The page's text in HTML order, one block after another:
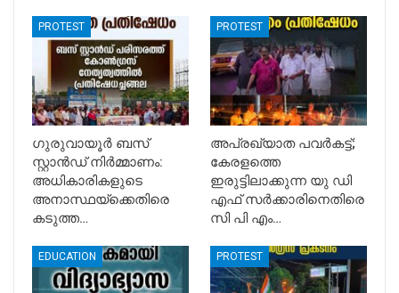
PROTEST
ഗുരുവായൂർ ബസ്
സ്റ്റാൻഡ് നിർമ്മാണം:
അധികാരികളുടെ
അനാസ്ഥയ്‌ക്കെതിരെ
കടുത്ത…
PROTEST
അപ്രഖ്യാത പവർകട്ട്;
കേരളത്തെ
ഇരുട്ടിലാക്കുന്ന യു ഡി
എഫ് സർക്കാരിനെതിരെ
സി പി എം…
EDUCATION PROTEST